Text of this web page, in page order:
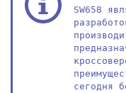
SW658
сегодня